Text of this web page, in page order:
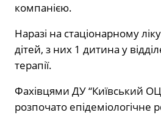
компанією.
Наразі на стаціонарному
дітей, з них 1 дитина у
терапії.
Фахівцями ДУ “Київський
розпочато епідеміологічне